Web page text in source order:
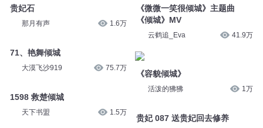
贵妃石
那月有声 1.6万
71、艳舞倾城
大漠飞沙919 75.7万
1598 救楚倾城
天下书盟 1.5万
《微微一笑很倾城》主题曲
《倾城》MV
云鹤追_Eva 41.9万
《容貌倾城》
活泼的狒狒 1万
贵妃 087 送贵妃回去修养